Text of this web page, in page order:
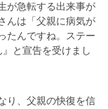
が急転する出来事が
んは「父親に病気が
たんですね。ステー
と宣告を受けまし
り、父親の快復を信